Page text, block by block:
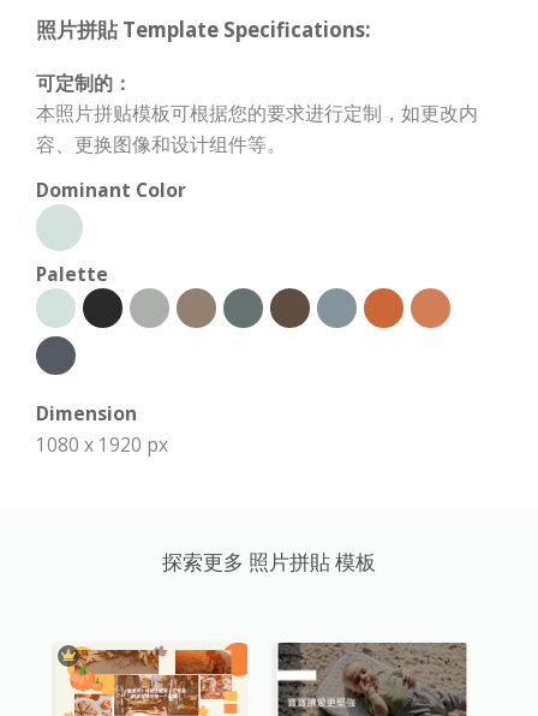
照片拼貼 Template Specifications:
可定制的：
本照片拼贴模板可根据您的要求进行定制，如更改内
容、更换图像和设计组件等。
Dominant Color
Palette
Dimension
1080 x 1920 px
探索更多 照片拼貼 模板